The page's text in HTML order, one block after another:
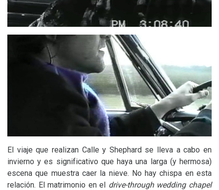
El viaje que realizan Calle y Shephard se lleva a cabo en
invierno y es significativo que haya una larga (y hermosa)
escena que muestra caer la nieve. No hay chispa en esta
relación. El matrimonio en el drive-through wedding chapel